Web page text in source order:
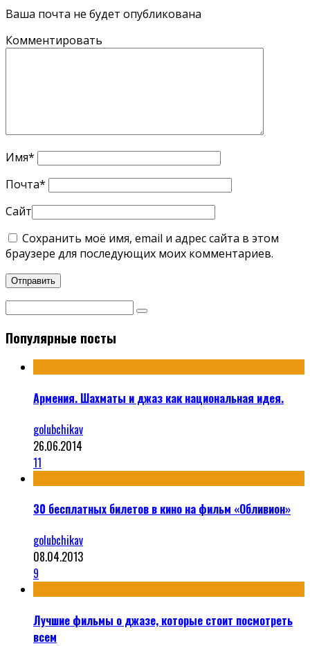
Ваша почта не будет опубликована
Комментировать
Имя*
Почта*
Сайт
Сохранить моё имя, email и адрес сайта в этом
браузере для последующих моих комментариев.
Популярные посты
Армения. Шахматы и джаз как национальная идея.
golubchikav
26.06.2014
11
30 бесплатных билетов в кино на фильм «Обливион»
golubchikav
08.04.2013
9
Лучшие фильмы о джазе, которые стоит посмотреть
всем